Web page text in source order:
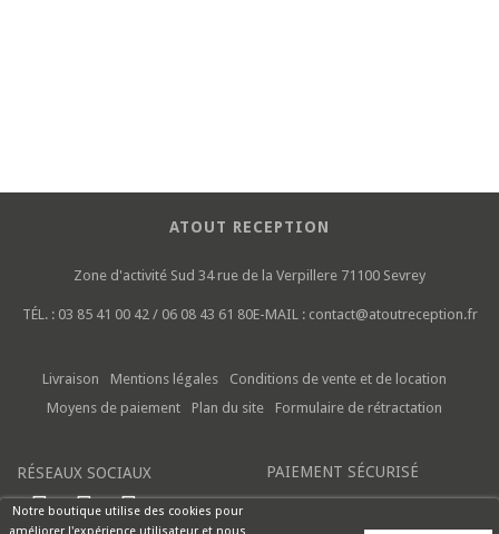
Notre boutique utilise des cookies pour
ATOUT RECEPTION
Zone d'activité Sud 34 rue de la Verpillere 71100 Sevrey
TÉL. : 03 85 41 00 42 / 06 08 43 61 80E-MAIL : contact@atoutreception.fr
Livraison Mentions légales
Conditions de vente et de location
Moyens de paiement
Plan du site Formulaire de rétractation
RÉSEAUX SOCIAUX PAIEMENT SÉCURISÉ